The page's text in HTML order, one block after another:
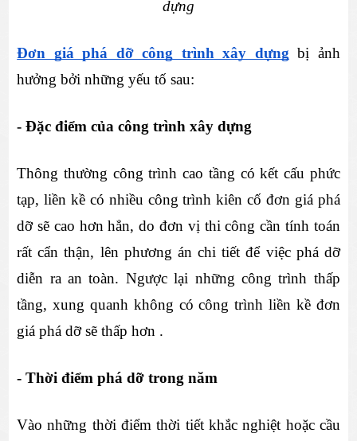
dựng
Đơn giá phá dỡ công trình xây dựng bị ảnh
hưởng bởi những yếu tố sau:
- Đặc điểm của công trình xây dựng
Thông thường công trình cao tầng có kết cấu phức
tạp, liền kề có nhiều công trình kiên cố đơn giá phá
dỡ sẽ cao hơn hẳn, do đơn vị thi công cần tính toán
rất cẩn thận, lên phương án chi tiết để việc phá dỡ
diễn ra an toàn. Ngược lại những công trình thấp
tầng, xung quanh không có công trình liền kề đơn
giá phá dỡ sẽ thấp hơn .
- Thời điểm phá dỡ trong năm
Vào những thời điểm thời tiết khắc nghiệt hoặc cầu